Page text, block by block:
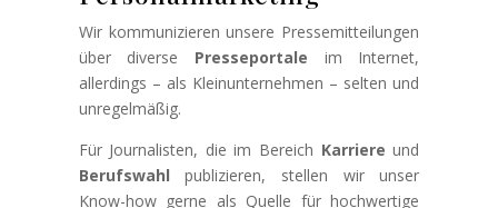
Wir kommunizieren unsere Pressemitteilungen
über diverse Presseportale im Internet,
allerdings – als Kleinunternehmen – selten und
unregelmäßig.
Für Journalisten, die im Bereich Karriere und
Berufswahl publizieren, stellen wir unser
Know-how gerne als Quelle für hochwertige